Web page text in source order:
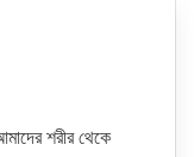
শরীর থেকে